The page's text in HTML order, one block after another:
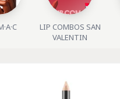
LIP COMBOS SAN
VALENTIN